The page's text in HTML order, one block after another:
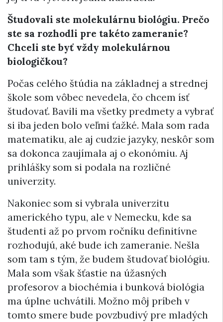
Študovali ste molekulárnu biológiu. Prečo
ste sa rozhodli pre takéto zameranie?
Chceli ste byť vždy molekulárnou
biologičkou?
Počas celého štúdia na základnej a strednej
škole som vôbec nevedela, čo chcem ísť
študovať. Bavili ma všetky predmety a vybrať
si iba jeden bolo veľmi ťažké. Mala som rada
matematiku, ale aj cudzie jazyky, neskôr som
sa dokonca zaujímala aj o ekonómiu. Aj
prihlášky som si podala na rozličné
univerzity.
Nakoniec som si vybrala univerzitu
amerického typu, ale v Nemecku, kde sa
študenti až po prvom ročníku definitívne
rozhodujú, aké bude ich zameranie. Nešla
som tam s tým, že budem študovať biológiu.
Mala som však šťastie na úžasných
profesorov a biochémia i bunková biológia
ma úplne uchvátili. Možno môj príbeh v
tomto smere bude povzbudivý pre mladých